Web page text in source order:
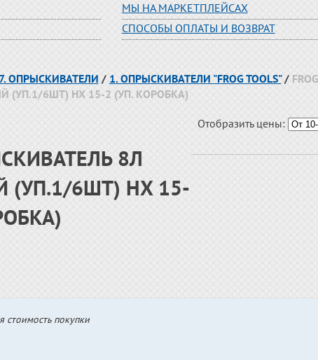
МЫ НА МАРКЕТПЛЕЙСАХ
СПОСОБЫ ОПЛАТЫ И ВОЗВРАТ
7. ОПРЫСКИВАТЕЛИ / 1. ОПРЫСКИВАТЕЛИ "FROG TOOLS"/
6ШТ) HX 15-2 (УП. КОРОБКА)
Отобразить цены:
8Л
6ШТ) HX 15-
стоимость покупки